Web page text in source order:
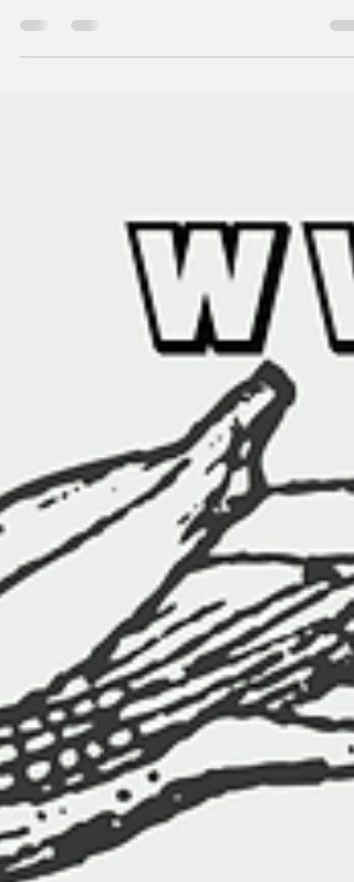
에서 자유롭게 근무할 수 있는 아르바이트
르게 확인할 수 있게 되었고, 원하는 시간과
건에 맞춰 일자리를 선택하는 것도 훨씬 쉬
졌습니다. 노래방보도알바 구인구직사이트
기지역알바의 가장 큰 장점은 가까운 지역에
서 바로 근무할 수 있다는 점입니다. 출퇴근
간이 짧기 때문에 시간 활용이 효율적이며
통비 부담도 줄일 수 있습니다. 특히 대전, 서
울, 부산, 대구, 인천, 광주, 울산 등 주요 지역
에서는 다양한 업종의 단기알바 공고가 꾸준
히 올라오고 있습니다. 편의점, 카페, 행사 스
태프, 배달 보조, 포장